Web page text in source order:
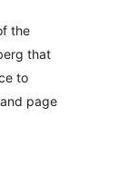
the
that
to
page